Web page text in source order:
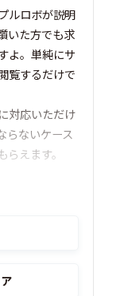
ルロボが説明
いた方でも求
よ。単純にサ
覧するだけで
対応いただけ
らないケース
えます。